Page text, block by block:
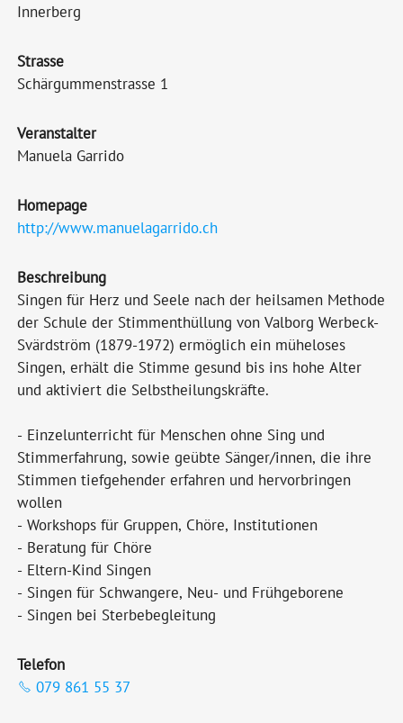
Innerberg
Strasse
Schärgummenstrasse 1
Veranstalter
Manuela Garrido
Homepage
http://www.manuelagarrido.ch
Beschreibung
Singen für Herz und Seele nach der heilsamen Methode
der Schule der Stimmenthüllung von Valborg Werbeck-
Svärdström (1879-1972) ermöglich ein müheloses
Singen, erhält die Stimme gesund bis ins hohe Alter
und aktiviert die Selbstheilungskräfte.
- Einzelunterricht für Menschen ohne Sing und
Stimmerfahrung, sowie geübte Sänger/innen, die ihre
Stimmen tiefgehender erfahren und hervorbringen
wollen
- Workshops für Gruppen, Chöre, Institutionen
- Beratung für Chöre
- Eltern-Kind Singen
- Singen für Schwangere, Neu- und Frühgeborene
- Singen bei Sterbebegleitung
Telefon
079 861 55 37